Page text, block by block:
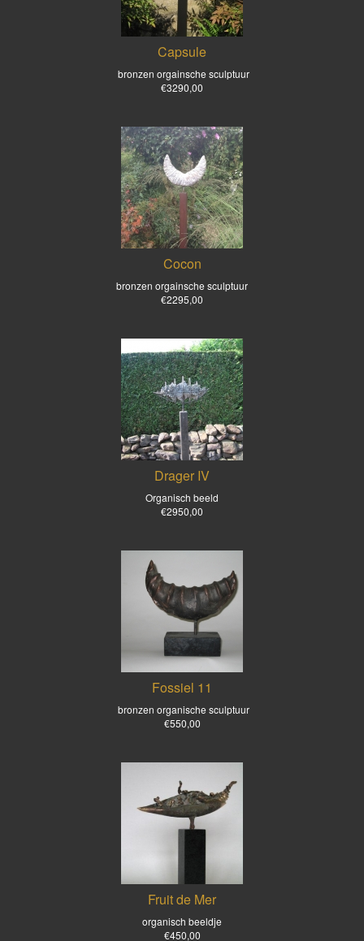
Capsule
bronzen orgainsche sculptuur
€3290,00
Cocon
bronzen orgainsche sculptuur
€2295,00
Drager IV
Organisch beeld
€2950,00
Fossiel 11
bronzen organische sculptuur
€550,00
Fruit de Mer
organisch beeldje
€450,00